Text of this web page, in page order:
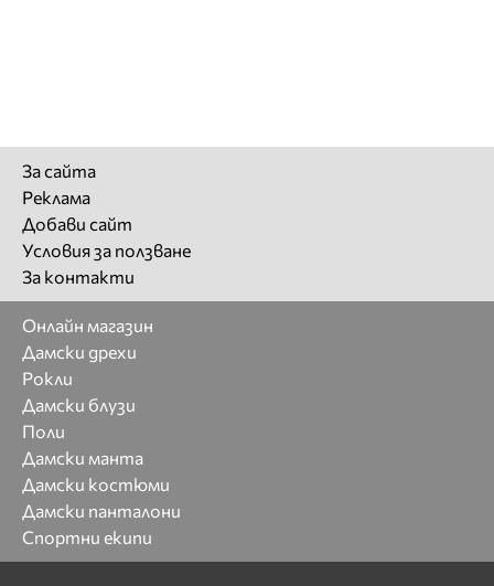
За сайта
Реклама
Добави сайт
Условия за ползване
За контакти
Онлайн магазин
Дамски дрехи
Рокли
Дамски блузи
Поли
Дамски манта
Дамски костюми
Дамски панталони
Спортни екипи